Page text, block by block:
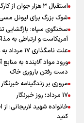
استقبال ۳ هزار جوان از کارگاه‌های مهارت‌آموزی در ۲۵۰ شهرستان کشور
شوک بزرگ برای لیونل
سخنگوی سپاه: بازگشایی
آمریکاست و ارتباطی به
علت نامگذاری ۱۷ مرداد به عنوان روز خبرنگار چیست؟
ورود مواد آلاینده به
دست رفتن باروری خاک
مروری بر زندگینامه
۱۷ مرداد؛ روز خبرنگار
خانواده شهید لاریجانی:
کنید